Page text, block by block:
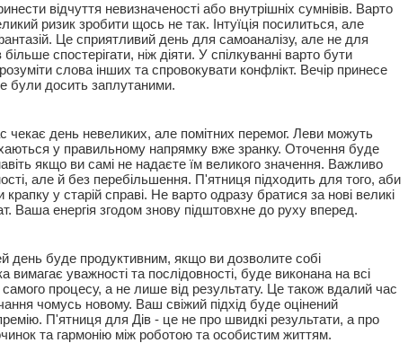
відчуття невизначеності або внутрішніх сумнівів. Варто
ризик зробити щось не так. Інтуїція посилиться, але
фантазій. Це сприятливий день для самоаналізу, але не для
спостерігати, ніж діяти. У спілкуванні варто бути
слова інших та спровокувати конфлікт. Вечір принесе
були досить заплутаними.
день невеликих, але помітних перемог. Леви можуть
у правильному напрямку вже зранку. Оточення буде
якщо ви самі не надаєте їм великого значення. Важливо
але й без перебільшення. П'ятниця підходить для того, аби
у старій справі. Не варто одразу братися за нові великі
Ваша енергія згодом знову підштовхне до руху вперед.
день буде продуктивним, якщо ви дозволите собі
уважності та послідовності, буде виконана на всі
процесу, а не лише від результату. Це також вдалий час
чомусь новому. Ваш свіжий підхід буде оцінений
П'ятниця для Дів - це не про швидкі результати, а про
та гармонію між роботою та особистим життям.